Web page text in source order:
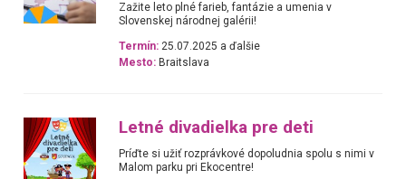
Zažite leto plné farieb, fantázie a umenia v
Slovenskej národnej galérii!
Termín: 25.07.2025 a ďalšie
Mesto: Braitslava
Letné divadielka pre deti
Príďte si užiť rozprávkové dopoludnia spolu s nimi v
Malom parku pri Ekocentre!